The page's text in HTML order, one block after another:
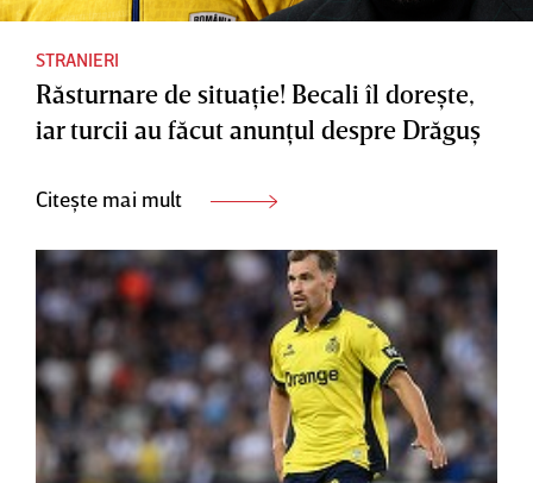
STRANIERI
Răsturnare de situaţie! Becali îl doreşte,
iar turcii au făcut anunţul despre Drăguş
Citește mai mult